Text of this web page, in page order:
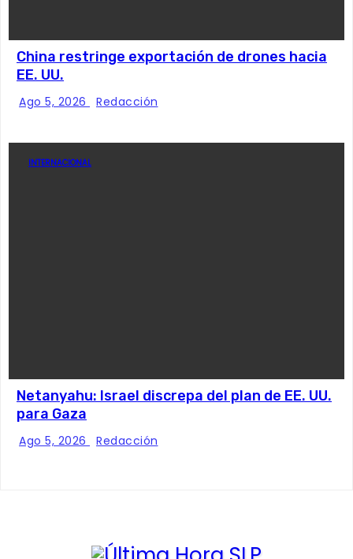
China restringe exportación de drones hacia
EE. UU.
Ago 5, 2026 Redacción
INTERNACIONAL
Netanyahu: Israel discrepa del plan de EE. UU.
para Gaza
Ago 5, 2026 Redacción